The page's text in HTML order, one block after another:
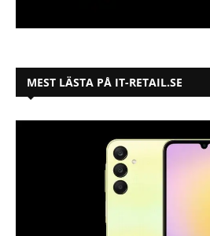
MEST LÄSTA PÅ IT-RETAIL.SE